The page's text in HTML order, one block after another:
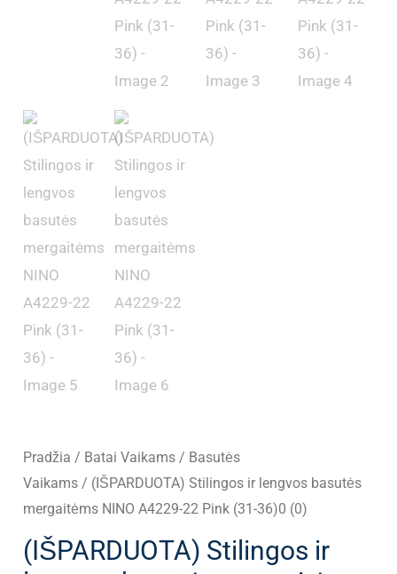
Pradžia / Batai Vaikams / Basutės
Vaikams / (IŠPARDUOTA) Stilingos ir lengvos basutės
mergaitėms NINO A4229-22 Pink (31-36)0 (0)
(IŠPARDUOTA) Stilingos ir